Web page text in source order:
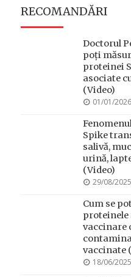
RECOMANDĂRI
Doctorul
poți
proteinei
asociate
(Video)
POSTED
01/01/2026
Spike
salivă,
urină,
(Video)
POSTED
29/08/2025
Cum se
proteinele
vaccinare
vaccinate
POSTED
18/06/2025